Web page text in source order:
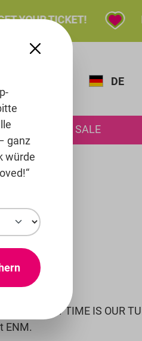
Live Nation
DE
SALE
티), kurz für TIME IS OUR
ENM.
ganz
würde